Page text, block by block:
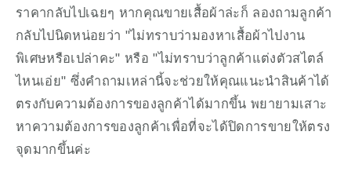
ราคากลับไปเฉยๆ หากคุณขายเสื้อผ้าล่ะก็ ลองถามลูกค้า
กลับไปนิดหน่อยว่า "ไม่ทราบว่ามองหาเสื้อผ้าไปงาน
พิเศษหรือเปล่าคะ" หรือ "ไม่ทราบว่าลูกค้าแต่งตัวสไตล์
ไหนเอ่ย" ซึ่งคำถามเหล่านี้จะช่วยให้คุณแนะนำสินค้าได้
ตรงกับความต้องการของลูกค้าได้มากขึ้น พยายามเสาะ
หาความต้องการของลูกค้าเพื่อที่จะได้ปิดการขายให้ตรง
จุดมากขึ้นค่ะ